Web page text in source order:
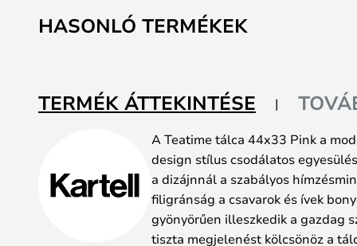
a
képgaléria
HASONLÓ TERMÉKEK
TERMÉK ÁTTEKINTÉSE
A Teatime tálca 44x33 Pink a
design stílus csodálatos
a dizájnnál a szabályos
filigránság a csavarok és ívek
gyönyörűen illeszkedik a gazdag
tiszta megjelenést kölcsönöz a